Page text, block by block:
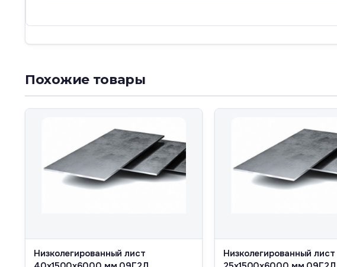
Похожие товары
Низколегированный лист
Низколегированный лист